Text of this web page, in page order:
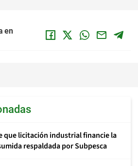
en
que licitación industrial financie la
respaldada por Subpesca